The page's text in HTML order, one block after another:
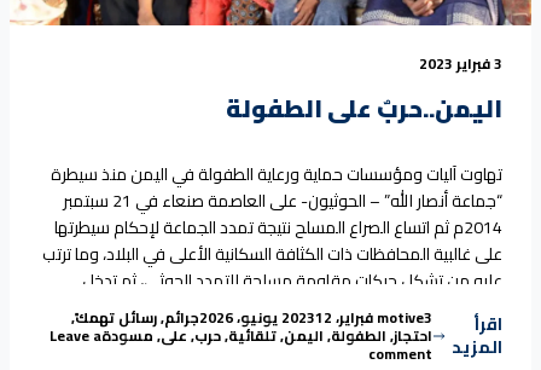
3 فبراير 2023
اليمن..حربٌ على الطفولة
تهاوت آليات ومؤسسات حماية ورعاية الطفولة في اليمن منذ سيطرة
“جماعة أنصار الله” – الحوثيون- على العاصمة صنعاء في 21 سبتمبر
2014م ثم اتساع الصراع المسلح نتيجة تمدد الجماعة لإحكام سيطرتها
على غالبية المحافظات ذات الكثافة السكانية الأعلى في البلاد، وما ترتب
عليه من تشكل حركات مقاومة مسلحة للتمدد الحوثي، ثم تدخل
التحالف العربي بقيادةContinue reading “اليمن..حربٌ على الطفولة”
اقرأ
المزيد
Posted by
motive3 فبراير، 2023 12 يونيو، 2026 Posted in
جرائم,رسائل تهمكTags:
,
احتجاز,الطفولة,اليمن,تلقائية,حرب,على,مسودةLeave a
comment on اليمن..حربٌ على الطفولة